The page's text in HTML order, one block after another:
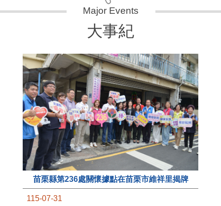
大事紀
苗栗縣第236處關懷據點在苗栗市維祥里揭牌
115-07-31